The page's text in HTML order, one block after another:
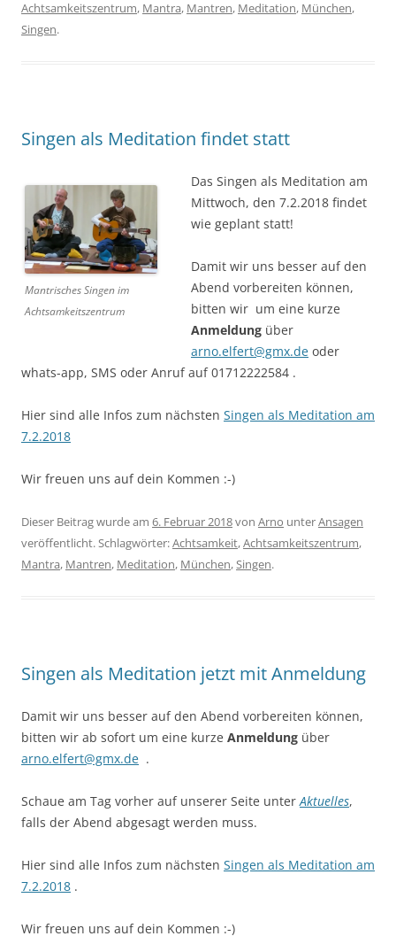
Achtsamkeitszentrum, Mantra, Mantren, Meditation, München,
Singen.
Singen als Meditation findet statt
Mantrisches Singen im
Achtsamkeitszentrum
Das Singen als Meditation am
Mittwoch, den 7.2.2018 findet
wie geplant statt!
Damit wir uns besser auf den
Abend vorbereiten können,
bitten wir um eine kurze
Anmeldung über
arno.elfert@gmx.de oder
whats-app, SMS oder Anruf auf 01712222584 .
Hier sind alle Infos zum nächsten Singen als Meditation am
7.2.2018
Wir freuen uns auf dein Kommen :-)
Dieser Beitrag wurde am 6. Februar 2018von Arno unterAnsagen
veröffentlicht. Schlagwörter:Achtsamkeit,Achtsamkeitszentrum,
Mantra, Mantren, Meditation, München,Singen.
Singen als Meditation jetzt mit Anmeldung
Damit wir uns besser auf den Abend vorbereiten können,
bitten wir ab sofort um eine kurze Anmeldung über
arno.elfert@gmx.de .
Schaue am Tag vorher auf unserer Seite unter Aktuelles,
falls der Abend abgesagt werden muss.
Hier sind alle Infos zum nächsten Singen als Meditation am
7.2.2018 .
Wir freuen uns auf dein Kommen :-)